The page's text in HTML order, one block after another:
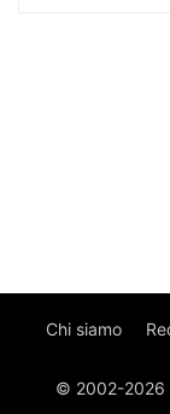
Chi siamo
© 2002-2026